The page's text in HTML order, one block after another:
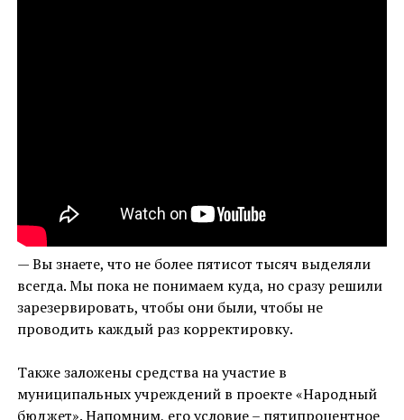
— Вы знаете, что не более пятисот тысяч выделяли
всегда. Мы пока не понимаем куда, но сразу решили
зарезервировать, чтобы они были, чтобы не
проводить каждый раз корректировку.
Также заложены средства на участие в
муниципальных учреждений в проекте «Народный
бюджет». Напомним, его условие – пятипроцентное